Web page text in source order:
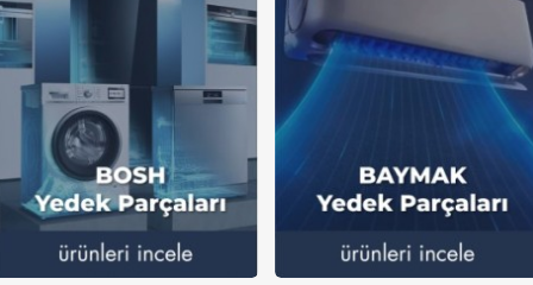
Soğutma Sistemleri
Şofben ve Termosifon